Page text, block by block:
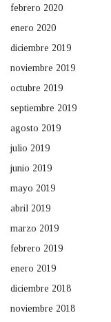
febrero 2020
enero 2020
diciembre 2019
noviembre 2019
octubre 2019
septiembre 2019
agosto 2019
julio 2019
junio 2019
mayo 2019
abril 2019
marzo 2019
febrero 2019
enero 2019
diciembre 2018
noviembre 2018